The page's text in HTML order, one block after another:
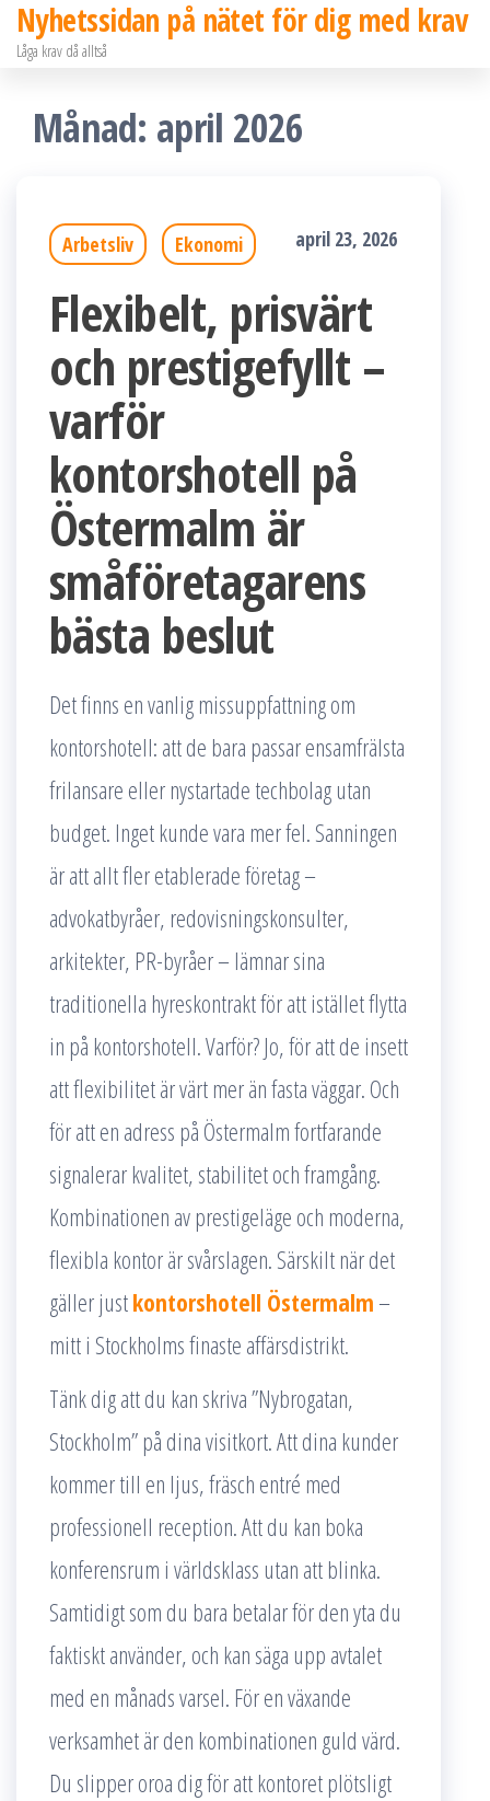
Hoppa
till
innehållet
Nyhetssidan på nätet för dig med krav
Låga krav då alltså
Månad: april 2026
Arbetsliv Ekonomi april 23, 2026
Flexibelt, prisvärt
och prestigefyllt –
varför
kontorshotell på
Östermalm är
småföretagarens
bästa beslut
Det finns en vanlig missuppfattning om
kontorshotell: att de bara passar ensamfrälsta
frilansare eller nystartade techbolag utan
budget. Inget kunde vara mer fel. Sanningen
är att allt fler etablerade företag –
advokatbyråer, redovisningskonsulter,
arkitekter, PR-byråer – lämnar sina
traditionella hyreskontrakt för att istället flytta
in på kontorshotell. Varför? Jo, för att de insett
att flexibilitet är värt mer än fasta väggar. Och
för att en adress på Östermalm fortfarande
signalerar kvalitet, stabilitet och framgång.
Kombinationen av prestigeläge och moderna,
flexibla kontor är svårslagen. Särskilt när det
gäller justkontorshotell Östermalm –
mitt i Stockholms finaste affärsdistrikt.
Tänk dig att du kan skriva ”Nybrogatan,
Stockholm” på dina visitkort. Att dina kunder
kommer till en ljus, fräsch entré med
professionell reception. Att du kan boka
konferensrum i världsklass utan att blinka.
Samtidigt som du bara betalar för den yta du
faktiskt använder, och kan säga upp avtalet
med en månads varsel. För en växande
verksamhet är den kombinationen guld värd.
Du slipper oroa dig för att kontoret plötsligt